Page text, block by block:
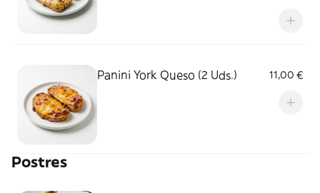
Panini York Queso (2 Uds.) 11,00 €
Postres